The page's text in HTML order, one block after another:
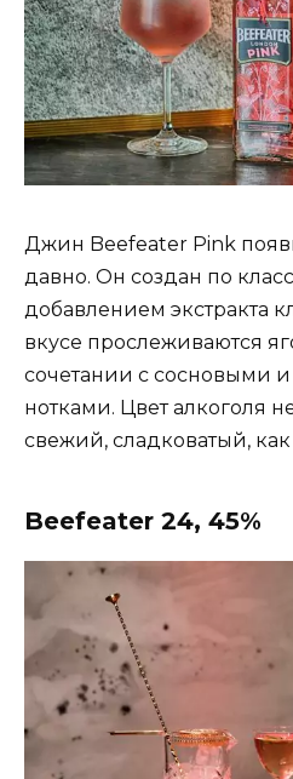
Джин Beefeater Pink
давно. Он создан по
добавлением экстракта
вкусе прослеживаются
сочетании с сосновыми
нотками. Цвет алкоголя
свежий, сладковатый,
Beefeater 24, 45%